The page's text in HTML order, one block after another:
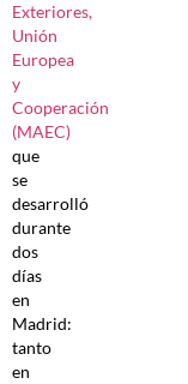
Exteriores,
Unión
Europea
y
Cooperación
(MAEC)
que
se
desarrolló
durante
dos
días
en
Madrid:
tanto
en